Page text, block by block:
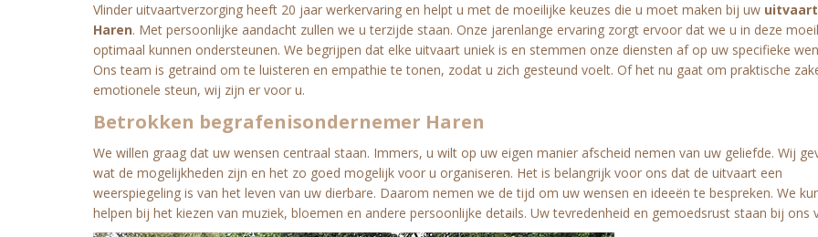
Vlinder uitvaartverzorging heeft 20 jaar werkervaring en helpt u met de moeilijke keuzes die u moet maken bij uw
Haren. Met persoonlijke aandacht zullen we u terzijde staan. Onze jarenlange ervaring zorgt ervoor dat we u in deze
optimaal kunnen ondersteunen. We begrijpen dat elke uitvaart uniek is en stemmen onze diensten af op uw specifieke
Ons team is getraind om te luisteren en empathie te tonen, zodat u zich gesteund voelt. Of het nu gaat om praktische
emotionele steun, wij zijn er voor u.
Betrokken begrafenisondernemer Haren
We willen graag dat uw wensen centraal staan. Immers, u wilt op uw eigen manier afscheid nemen van uw geliefde. Wij
wat de mogelijkheden zijn en het zo goed mogelijk voor u organiseren. Het is belangrijk voor ons dat de uitvaart een
weerspiegeling is van het leven van uw dierbare. Daarom nemen we de tijd om uw wensen en ideeën te bespreken. We
helpen bij het kiezen van muziek, bloemen en andere persoonlijke details. Uw tevredenheid en gemoedsrust staan bij ons